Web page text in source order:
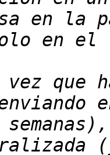
en la
vez que